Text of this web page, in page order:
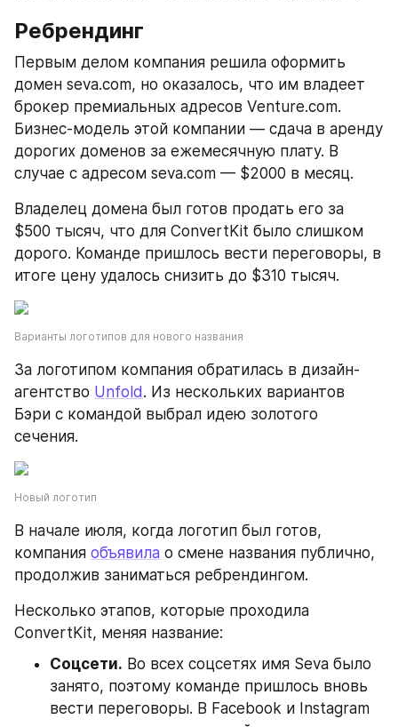
Ребрендинг
Первым делом компания решила оформить
домен seva.com, но оказалось, что им владеет
брокер премиальных адресов Venture.com.
Бизнес-модель этой компании — сдача в аренду
дорогих доменов за ежемесячную плату. В
случае с адресом seva.com — $2000 в месяц.
Владелец домена был готов продать его за
$500 тысяч, что для ConvertKit было слишком
дорого. Команде пришлось вести переговоры, в
итоге цену удалось снизить до $310 тысяч.
Варианты логотипов для нового названия
За логотипом компания обратилась в дизайн-
агентство Unfold. Из нескольких вариантов
Бэри с командой выбрал идею золотого
сечения.
Новый логотип
В начале июля, когда логотип был готов,
компания объявила о смене названия публично,
продолжив заниматься ребрендингом.
Несколько этапов, которые проходила
ConvertKit, меняя название:
Соцсети. Во всех соцсетях имя Seva было
занято, поэтому команде пришлось вновь
вести переговоры. В Facebook и Instagram